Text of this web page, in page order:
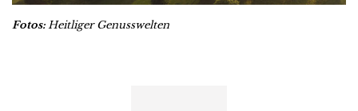
Fotos:Heitliger Genusswelten